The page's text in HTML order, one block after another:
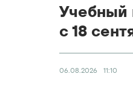
Учебный
с 18
06.08.2026 11:10